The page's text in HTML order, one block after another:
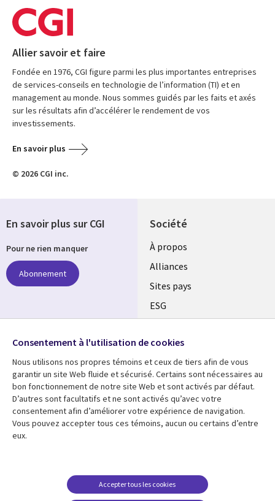
Allier savoir et faire
Fondée en 1976, CGI figure parmi les plus importantes entreprises
de services-conseils en technologie de l’information (TI) et en
management au monde. Nous sommes guidés par les faits et axés
sur les résultats afin d’accélérer le rendement de vos
investissements.
En savoir plus
© 2026 CGI inc.
Société
À propos
Alliances
Sites pays
ESG
Fusions
Salle de presse
Ressources
Articles
Études de cas
Support
Restrictions et
conditions juridiques
En savoir plus sur CGI
Pour ne rien manquer
Abonnement
Suivez-nous
Social
Media
Global
FR
Consentement à l'utilisation de cookies
Nous utilisons nos propres témoins et ceux de tiers afin de vous
garantir un site Web fluide et sécurisé. Certains sont nécessaires au
bon fonctionnement de notre site Web et sont activés par défaut.
D’autres sont facultatifs et ne sont activés qu’avec votre
consentement afin d’améliorer votre expérience de navigation.
Vous pouvez accepter tous ces témoins, aucun ou certains d’entre
eux.
Accepter tous les cookies